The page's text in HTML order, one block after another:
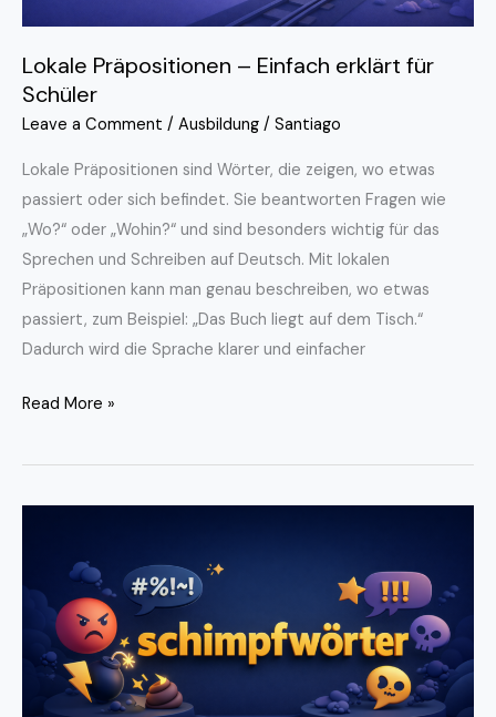
Lokale Präpositionen – Einfach erklärt für
Schüler
Leave a Comment / Ausbildung / Santiago
Lokale Präpositionen sind Wörter, die zeigen, wo etwas
passiert oder sich befindet. Sie beantworten Fragen wie
„Wo?“ oder „Wohin?“ und sind besonders wichtig für das
Sprechen und Schreiben auf Deutsch. Mit lokalen
Präpositionen kann man genau beschreiben, wo etwas
passiert, zum Beispiel: „Das Buch liegt auf dem Tisch.“
Dadurch wird die Sprache klarer und einfacher
Read More »
Bedeutung,
Nutzung
Tipps